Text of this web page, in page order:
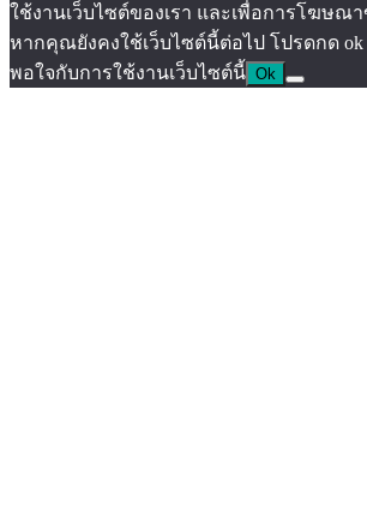
ใช้งานเว็บไซต์ของเรา และเพื่อการโฆษณาข
หากคุณยังคงใช้เว็บไซต์นี้ต่อไป โปรดกด
พอใจกับการใช้งานเว็บไซต์นี้ Ok